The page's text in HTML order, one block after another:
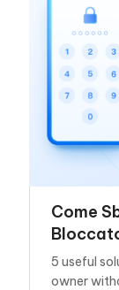
Come
5 useful
owner